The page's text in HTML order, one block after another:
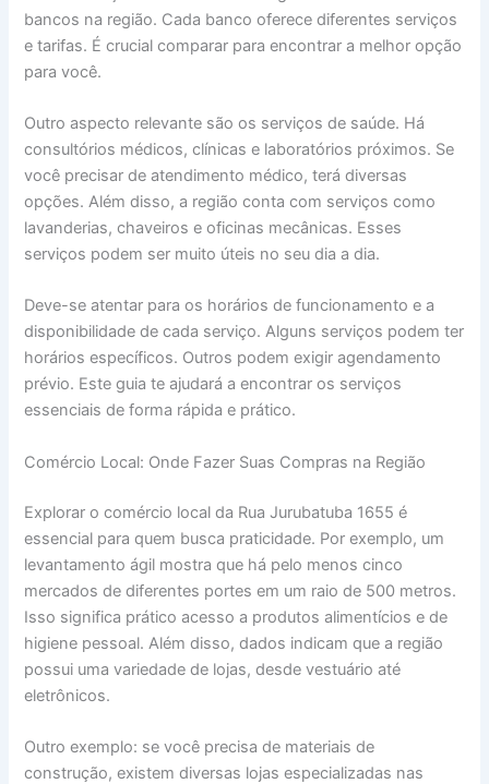
bancos na região. Cada banco oferece diferentes serviços
e tarifas. É crucial comparar para encontrar a melhor opção
para você.
Outro aspecto relevante são os serviços de saúde. Há
consultórios médicos, clínicas e laboratórios próximos. Se
você precisar de atendimento médico, terá diversas
opções. Além disso, a região conta com serviços como
lavanderias, chaveiros e oficinas mecânicas. Esses
serviços podem ser muito úteis no seu dia a dia.
Deve-se atentar para os horários de funcionamento e a
disponibilidade de cada serviço. Alguns serviços podem ter
horários específicos. Outros podem exigir agendamento
prévio. Este guia te ajudará a encontrar os serviços
essenciais de forma rápida e prático.
Comércio Local: Onde Fazer Suas Compras na Região
Explorar o comércio local da Rua Jurubatuba 1655 é
essencial para quem busca praticidade. Por exemplo, um
levantamento ágil mostra que há pelo menos cinco
mercados de diferentes portes em um raio de 500 metros.
Isso significa prático acesso a produtos alimentícios e de
higiene pessoal. Além disso, dados indicam que a região
possui uma variedade de lojas, desde vestuário até
eletrônicos.
Outro exemplo: se você precisa de materiais de
construção, existem diversas lojas especializadas nas